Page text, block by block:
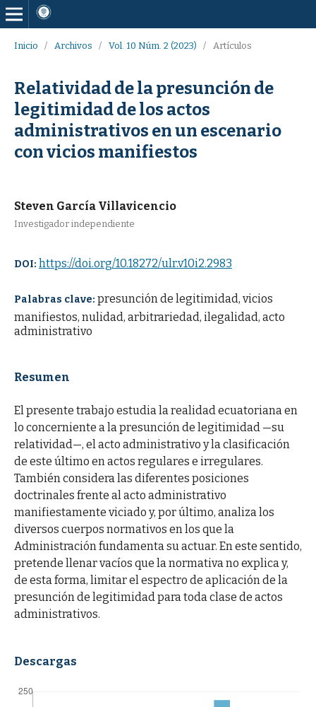
Inicio / Archivos / Vol. 10 Núm. 2 (2023) / Artículos
Relatividad de la presunción de
legitimidad de los actos
administrativos en un escenario
con vicios manifiestos
Steven García Villavicencio
Investigador independiente
DOI: https://doi.org/10.18272/ulr.v10i2.2983
Palabras clave: presunción de legitimidad, vicios
manifiestos, nulidad, arbitrariedad, ilegalidad, acto
administrativo
Resumen
El presente trabajo estudia la realidad ecuatoriana en
lo concerniente a la presunción de legitimidad —su
relatividad—, el acto administrativo y la clasificación
de este último en actos regulares e irregulares.
También considera las diferentes posiciones
doctrinales frente al acto administrativo
manifiestamente viciado y, por último, analiza los
diversos cuerpos normativos en los que la
Administración fundamenta su actuar. En este sentido,
pretende llenar vacíos que la normativa no explica y,
de esta forma, limitar el espectro de aplicación de la
presunción de legitimidad para toda clase de actos
administrativos.
Descargas